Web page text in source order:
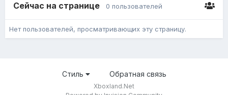
Сейчас на странице 0 пользователей
Нет пользователей, просматривающих эту страницу.
Стиль Обратная связь
Xboxland.Net